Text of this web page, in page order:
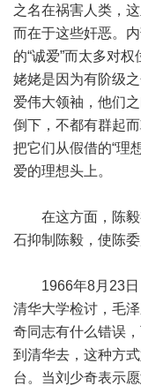
之名在祸害人类，
而在于这些奸恶。
的“诚爱”而太多对
姥姥是因为有阶级
爱伟大领袖，他们
倒下，不都有群起
把它们从假借的“理
爱的理想头上。
在这方面，陈毅
石抑制陈毅，使陈委
1966年8月23日
清华大学检讨，毛
奇同志有什么错误
到清华去，这种方
台。当刘少奇表示